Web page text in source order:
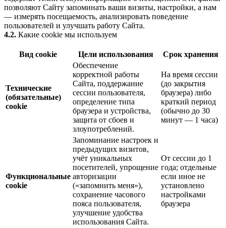
позволяют Сайту запоминать ваши визиты, настройки, а нам
— измерять посещаемость, анализировать поведение
пользователей и улучшать работу Сайта.
4.2. Какие cookie мы используем
Вид cookie Цели использования Срок хранения
Технические
(обязательные)
cookie
Обеспечение
корректной работы
Сайта, поддержание
сессии пользователя,
определение типа
браузера и устройства,
защита от сбоев и
злоупотреблений.
На время сессии
(до закрытия
браузера) либо
краткий период
(обычно до 30
минут — 1 часа)
Функциональные
cookie
Запоминание настроек и
предыдущих визитов,
учёт уникальных
посетителей, упрощение
авторизации
(«запомнить меня»),
сохранение часового
пояса пользователя,
улучшение удобства
использования Сайта.
От сессии до 1
года; отдельные
если иное не
установлено
настройками
браузера